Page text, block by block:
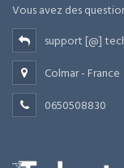
Vous avez des
support [@]
Colmar - France
0650508830